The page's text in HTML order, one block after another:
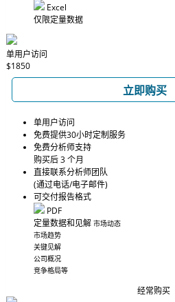
Excel
仅限定量数据
单用户访问
$1850
立即购买
单用户访问
免费提供30小时定制服务
免费分析师支持
购买后 3 个月
直接联系分析师团队
(通过电话/电子邮件)
可交付报告格式
PDF
定量数据和见解 市场动态
市场趋势
关键见解
公司概况
竞争格局等
经常购买